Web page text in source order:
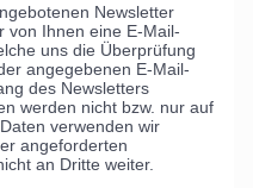
Newsletter
von Ihnen eine E-Mail-
uns die Überprüfung
angegebenen E-Mail-
des Newsletters
werden nicht bzw. nur auf
verwenden wir
angeforderten
an Dritte weiter.